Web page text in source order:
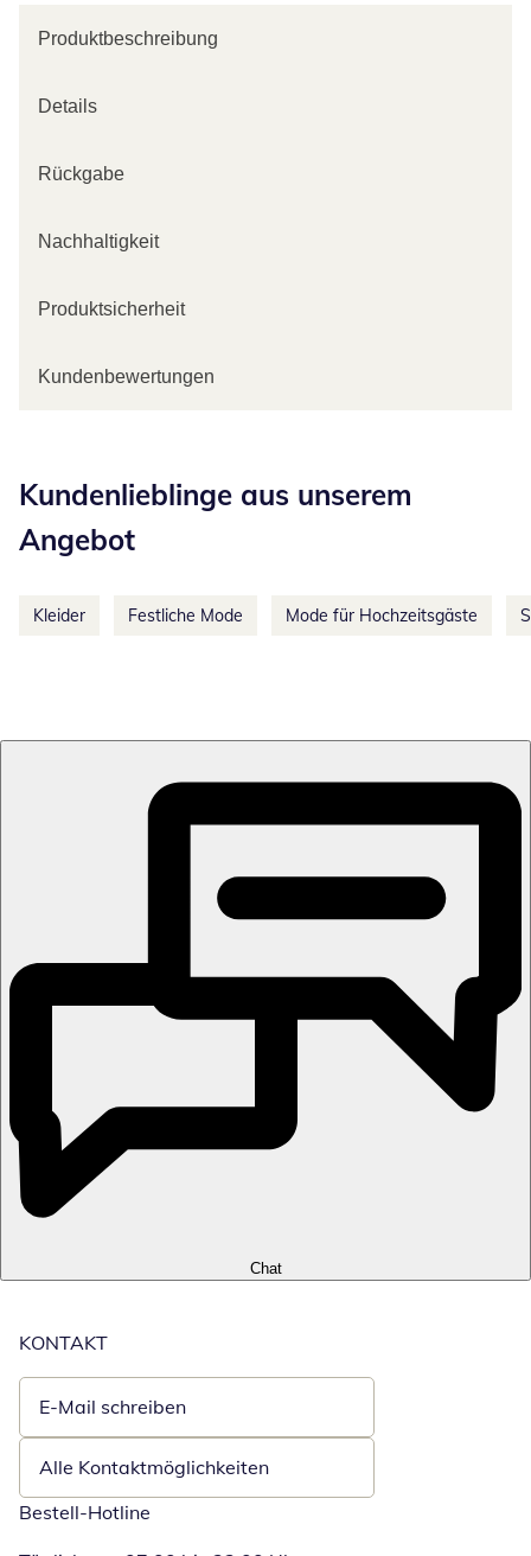
Produktbeschreibung
Details
Rückgabe
Nachhaltigkeit
Produktsicherheit
Kundenbewertungen
Kundenlieblinge aus unserem
Angebot
Kleider Festliche Mode Mode für Hochzeitsgäste
Chat
KONTAKT
E-Mail schreiben
Öffnet E-Mail-Client
Alle Kontaktmöglichkeiten
Bestell-Hotline